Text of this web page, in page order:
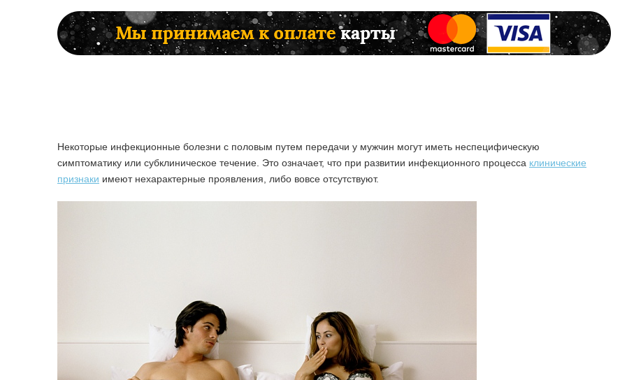
Некоторые инфекционные болезни с половым путем передачи у мужчин могут иметь неспецифическую
симптоматику или субклиническое течение. Это означает, что при развитии инфекционного процесса клинические
признаки имеют нехарактерные проявления, либо вовсе отсутствуют.